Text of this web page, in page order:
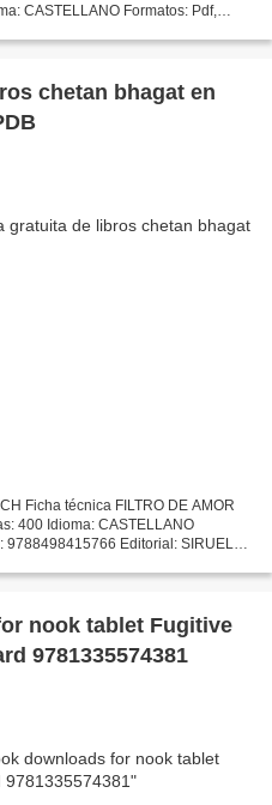
CASTELLANO Formatos: Pdf,
chetan bhagat en
Ficha técnica FILTRO DE AMOR
400 Idioma: CASTELLANO
9788498415766 Editorial: SIRUELA
nook tablet Fugitive
9781335574381